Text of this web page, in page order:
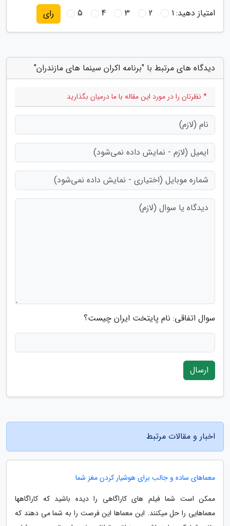
امتیاز دهید:1
2
3
4
5 رای
دیدگاه های مرتبط با "برنامه اکران سینما های مازندران"
* نظرتان را در مورد این مقاله با ما درمیان بگذارید
سوال اتفاقی: نام پایتخت ایران چیست؟
ارسال
اخبار و مقالات مرتبط
معماهای ساده و جالب برای هوشیار کردن مغز شما
ممکن است شما فیلم های کاراگاهی را دیده باشید که کاراگاهها
معماهایی را حل میکنند. این معماها این فرصت را به شما می دهند که